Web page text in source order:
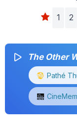
1 2
The Other
Pathé